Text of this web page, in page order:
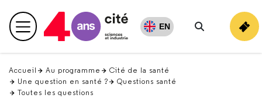
en
haut Menu principal EN
Rechercher
Accueil Au programme
Cité de la santé
Une question en santé ?
Questions santé
Toutes les questions